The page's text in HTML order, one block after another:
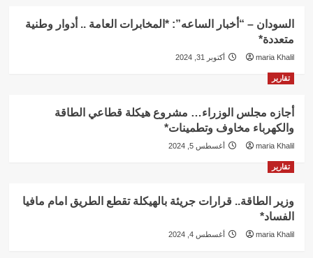
السودان – “أخبار الساعه”: *المخابرات العامة .. أدوار وطنية
متعددة*
maria Khalil أكتوبر 31, 2024
تقارير
أجازه مجلس الوزراء… مشروع هيكلة قطاعي الطاقة
والكهرباء مخاوف وتطمينات*
maria Khalil أغسطس 5, 2024
تقارير
وزير الطاقة.. قرارات جريئة بالهيكلة تقطع الطريق امام مافيا
الفساد*
maria Khalil أغسطس 4, 2024